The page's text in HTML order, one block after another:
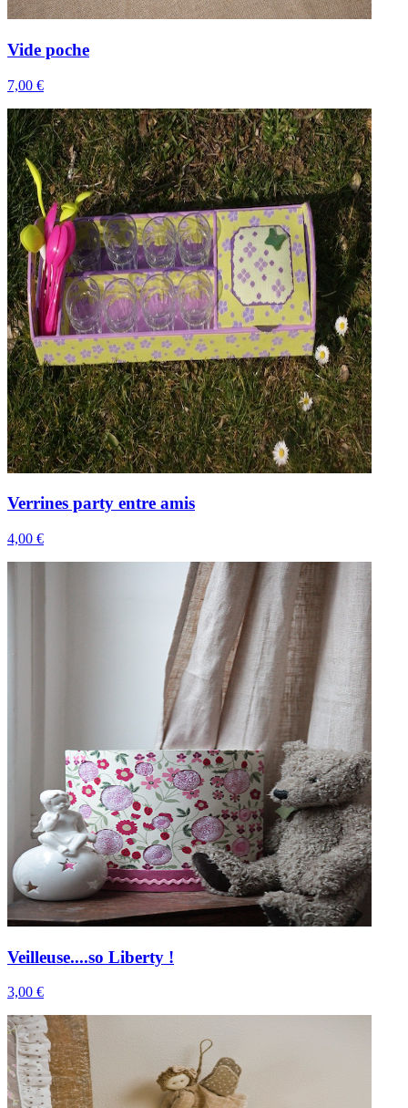
Vide poche
7,00 €
Verrines party entre amis
4,00 €
Veilleuse....so Liberty !
3,00 €